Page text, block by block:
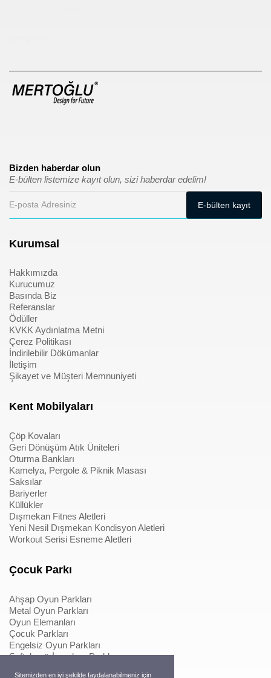
Sitemizden en iyi şekilde faydalanabilmeniz için
Bizden haberdar olun
E-bülten listemize kayıt olun, sizi haberdar edelim!
Kurumsal
Hakkımızda
Kurucumuz
Basında Biz
Referanslar
Ödüller
KVKK Aydınlatma Metni
Çerez Politikası
İndirilebilir Dökümanlar
İletişim
Şikayet ve Müşteri Memnuniyeti
Kent Mobilyaları
Çöp Kovaları
Geri Dönüşüm Atık Üniteleri
Oturma Bankları
Kamelya, Pergole & Piknik Masası
Saksılar
Bariyerler
Küllükler
Dışmekan Fitnes Aletleri
Yeni Nesil Dışmekan Kondisyon Aletleri
Workout Serisi Esneme Aletleri
Çocuk Parkı
Ahşap Oyun Parkları
Metal Oyun Parkları
Oyun Elemanları
Çocuk Parkları
Engelsiz Oyun Parkları
Softplay & İçmekan Parkları